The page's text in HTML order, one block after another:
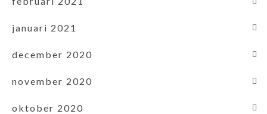
januari 2021
december 2020
november 2020
oktober 2020